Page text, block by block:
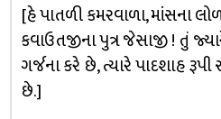
[હે પાતળી કમરવાળા, માંસના
કવાઉતજીના પુત્ર જેસાજી ! તું
ગર્જના કરે છે, ત્યારે પાદશાહ
છે.]